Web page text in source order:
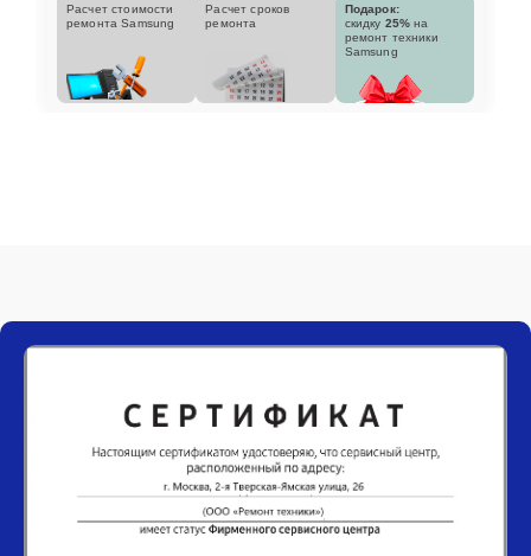
Расчет стоимости
ремонта Samsung
Расчет сроков
ремонта
Подарок:
скидку 25% на
ремонт техники
Samsung